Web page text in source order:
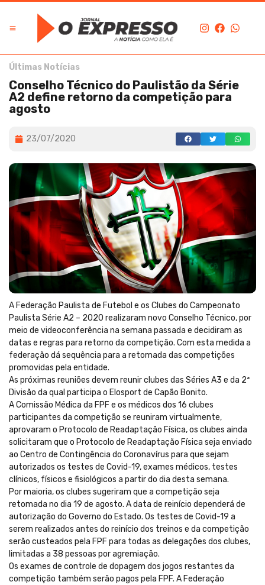
Últimas Notícias
Conselho Técnico do Paulistão da Série
A2 define retorno da competição para
agosto
23/07/2020
A Federação Paulista de Futebol e os Clubes do Campeonato
Paulista Série A2 – 2020 realizaram novo Conselho Técnico, por
meio de videoconferência na semana passada e decidiram as
datas e regras para retorno da competição. Com esta medida a
federação dá sequência para a retomada das competições
promovidas pela entidade.
As próximas reuniões devem reunir clubes das Séries A3 e da 2ª
Divisão da qual participa o Elosport de Capão Bonito.
A Comissão Médica da FPF e os médicos dos 16 clubes
participantes da competição se reuniram virtualmente,
aprovaram o Protocolo de Readaptação Física, os clubes ainda
solicitaram que o Protocolo de Readaptação Física seja enviado
ao Centro de Contingência do Coronavírus para que sejam
autorizados os testes de Covid-19, exames médicos, testes
clínicos, físicos e fisiológicos a partir do dia desta semana.
Por maioria, os clubes sugeriram que a competição seja
retomada no dia 19 de agosto. A data de reinício dependerá de
autorização do Governo do Estado. Os testes de Covid-19 a
serem realizados antes do reinício dos treinos e da competição
serão custeados pela FPF para todas as delegações dos clubes,
limitadas a 38 pessoas por agremiação.
Os exames de controle de dopagem dos jogos restantes da
competição também serão pagos pela FPF. A Federação